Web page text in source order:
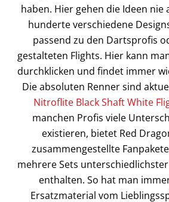
haben. Hier gehen die Ideen nie
hunderte verschiedene
passend zu den Dartsprofis
gestalteten Flights. Hier kann
durchklicken und findet immer
Die absoluten Renner sind
Nitroflite Black Shaft White
manchen Profis viele
existieren, bietet Red
zusammengestellte
mehrere Sets
enthalten. So hat man
Ersatzmaterial vom